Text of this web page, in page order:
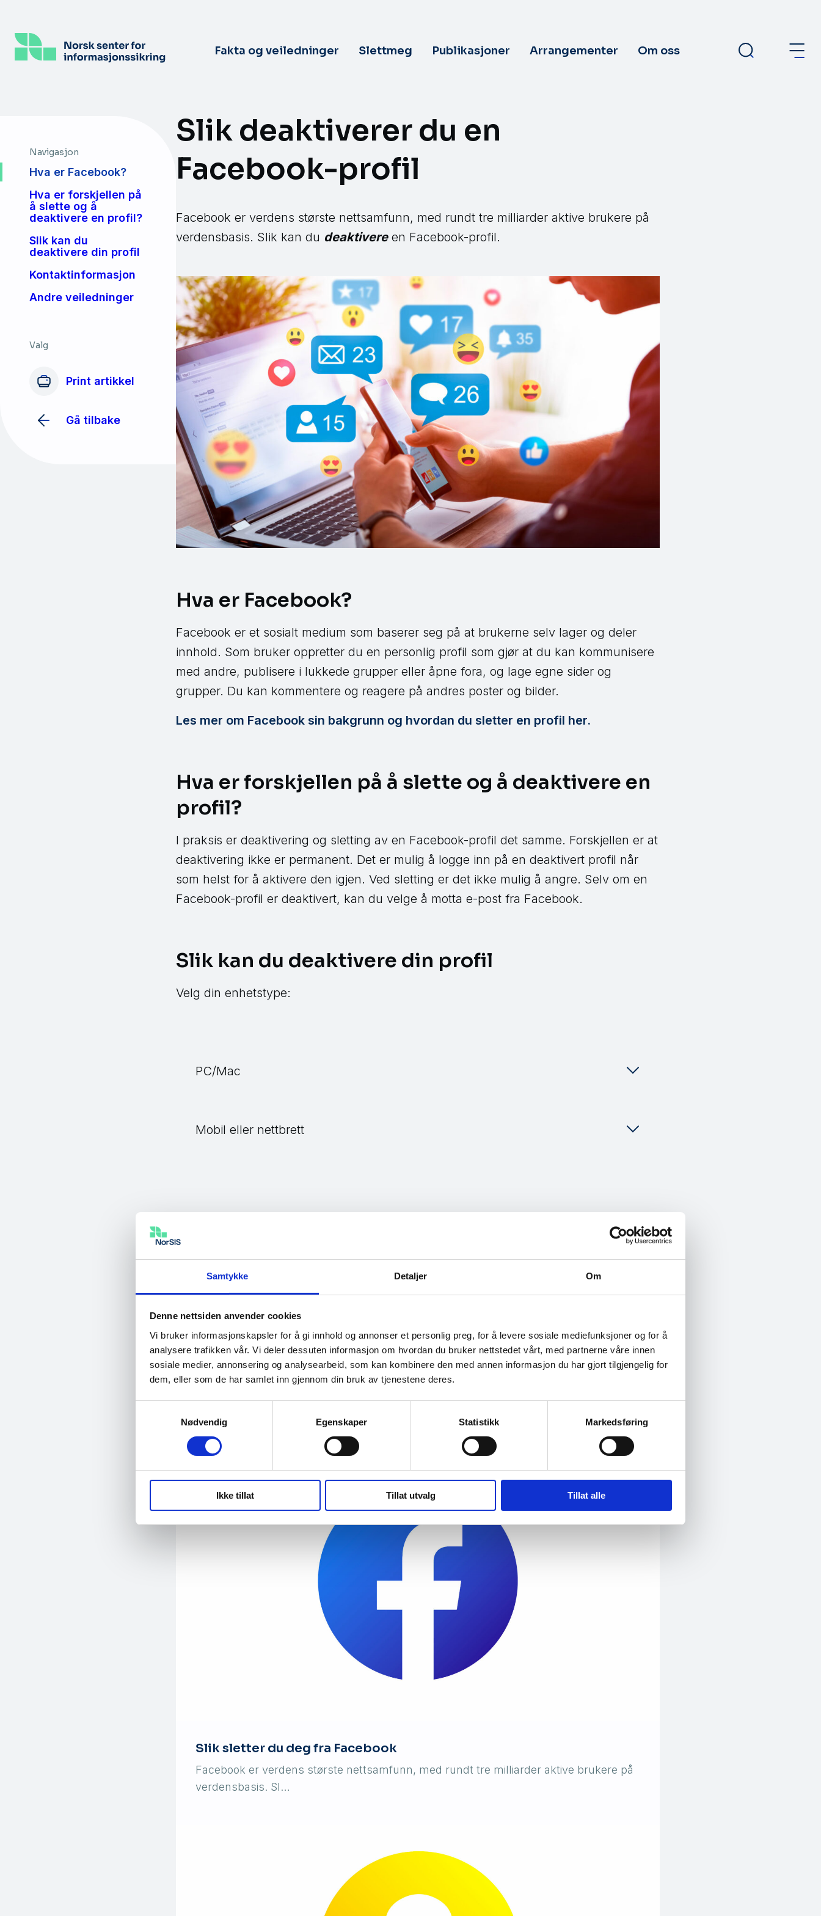
Samtykke Detaljer Om
Denne nettsiden anvender cookies
Vi bruker informasjonskapsler for å gi innhold og annonser et personlig preg, for å levere sosiale mediefunksjoner og for å
analysere trafikken vår. Vi deler dessuten informasjon om hvordan du bruker nettstedet vårt, med partnerne våre innen
sosiale medier, annonsering og analysearbeid, som kan kombinere den med annen informasjon du har gjort tilgjengelig for
dem, eller som de har samlet inn gjennom din bruk av tjenestene deres.
Nødvendig
Egenskaper Statistikk Markedsføring
Ikke tillat Tillat utvalg Tillat alle
hovedinnhold
Fakta og veiledninger Slettmeg Publikasjoner Arrangementer Om oss
Navigasjon
Hva er Facebook?
Hva er forskjellen på
å slette og å
deaktivere en profil?
Slik kan du
deaktivere din profil
Kontaktinformasjon
Andre veiledninger
Valg
Print artikkel
Gå tilbake
Slik deaktiverer du en
Facebook-profil
Facebook er verdens største nettsamfunn, med rundt tre milliarder aktive brukere på
verdensbasis. Slik kan du deaktivereen Facebook-profil.
Hva er Facebook?
Facebook er et sosialt medium som baserer seg på at brukerne selv lager og deler
innhold. Som bruker oppretter du en personlig profil som gjør at du kan kommunisere
med andre, publisere i lukkede grupper eller åpne fora, og lage egne sider og
grupper. Du kan kommentere og reagere på andres poster og bilder.
Les mer om Facebook sin bakgrunn og hvordan du sletter en profil her.
Hva er forskjellen på å slette og å deaktivere en
profil?
I praksis er deaktivering og sletting av en Facebook-profil det samme. Forskjellen er at
deaktivering ikke er permanent. Det er mulig å logge inn på en deaktivert profil når
som helst for å aktivere den igjen. Ved sletting er det ikke mulig å angre. Selv om en
Facebook-profil er deaktivert, kan du velge å motta e-post fra Facebook.
Slik kan du deaktivere din profil
Velg din enhetstype:
PC/Mac
Mobil eller nettbrett
Kontaktskjema
Sletteside
Andre veiledninger
Slik sletter du deg fra Facebook
Facebook er verdens største nettsamfunn, med rundt tre milliarder aktive brukere på
verdensbasis. Sl…